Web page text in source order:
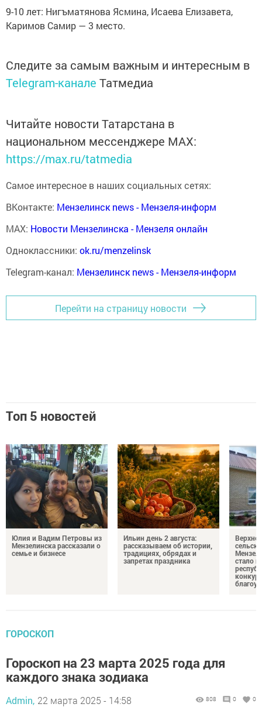
9-10 лет: Нигъматянова Ясмина, Исаева Елизавета,
Каримов Самир — 3 место.
Следите за самым важным и интересным в
Telegram-канале Татмедиа
Читайте новости Татарстана в
национальном мессенджере MАХ:
https://max.ru/tatmedia
Самое интересное в наших социальных сетях:
ВКонтакте: Мензелинск news - Мензеля-информ
MAX: Новости Мензелинска - Мензеля онлайн
Одноклассники: ok.ru/menzelinsk
Telegram-канал: Мензелинск news - Мензеля-информ
Перейти на страницу новости
Топ 5 новостей
Юлия и Вадим Петровы из
Мензелинска рассказали о
семье и бизнесе
Ильин день 2 августа:
рассказываем об истории,
традициях, обрядах и
запретах праздника
стало
ГОРОСКОП
Гороскоп на 23 марта 2025 года для
каждого знака зодиака
Admin, 22 марта 2025 - 14:58 808 0 0